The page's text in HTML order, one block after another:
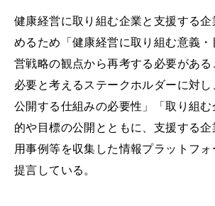
健康経営に取り組む企業と支援する企
めるため「健康経営に取り組む意義・
営戦略の観点から再考する必要があ
必要と考えるステークホルダーに対し
公開する仕組みの必要性」「取り組む
的や目標の公開とともに、支援する
用事例等を収集した情報プラットフ
提言している。